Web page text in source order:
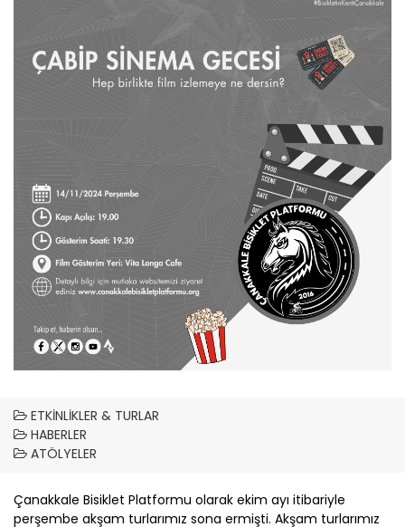
ETKINLIKLER & TURLAR
HABERLER
ATÖLYELER
Çanakkale Bisiklet Platformu olarak ekim ayı itibariyle
perşembe akşam turlarımız sona ermişti. Akşam turlarımız